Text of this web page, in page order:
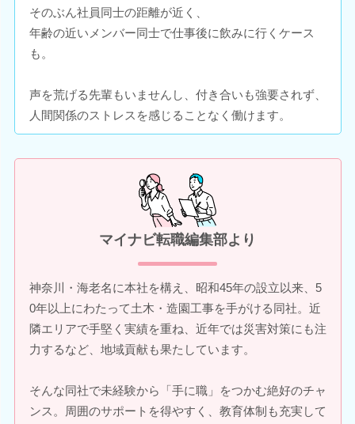
そのぶん社員同士の距離が近く、
年齢の近いメンバー同士で仕事後に飲みに行くケース
も。
声を荒げる先輩もいませんし、付き合いも強要されず、
人間関係のストレスを感じることなく働けます。
マイナビ転職編集部より
神奈川・海老名に本社を構え、昭和45年の設立以来、5
0年以上にわたって土木・造園工事を手がける同社。近
隣エリアで手堅く実績を重ね、近年では災害対策にも注
力するなど、地域貢献も果たしています。
そんな同社で未経験から「手に職」をつかむ絶好のチャ
ンス。周囲のサポートを得やすく、教育体制も充実して